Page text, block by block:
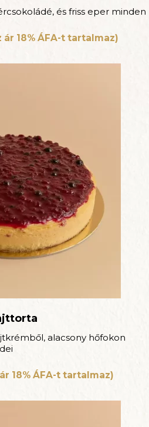
és friss eper minden
ár 18% ÁFA-t tartalmaz)
alacsony hőfokon
18% ÁFA-t tartalmaz)